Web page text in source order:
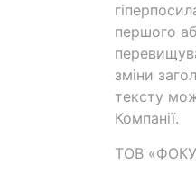
першого
зміни
тексту
Компанії.
ТОВ